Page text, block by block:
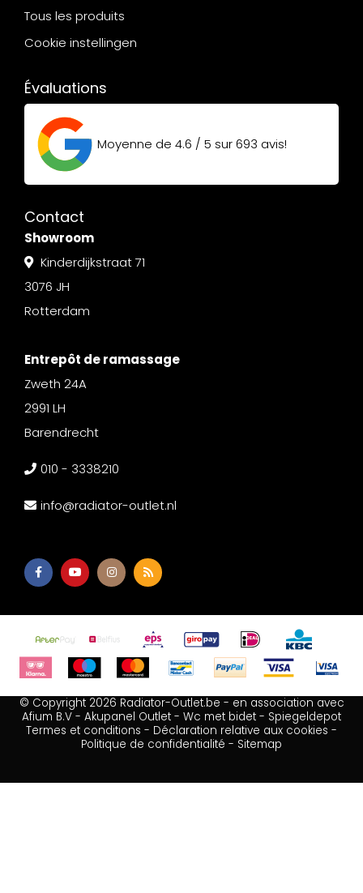
Tous les produits
Cookie instellingen
Évaluations
Moyenne de 4.6 / 5 sur693 avis!
Contact
Showroom
Kinderdijkstraat 71
3076 JH
Rotterdam
Entrepôt de ramassage
Zweth 24A
2991 LH
Barendrecht
010 - 3338210
info@radiator-outlet.nl
© Copyright 2026 Radiator-Outlet.be - en association avec
Afium B.V - Akupanel Outlet - Wc met bidet - Spiegeldepot
Termes et conditions - Déclaration relative aux cookies -
Politique de confidentialité - Sitemap